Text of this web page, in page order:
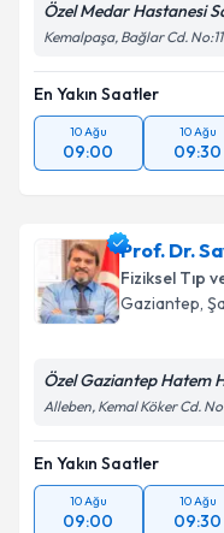
Kişisel
Metni'ni
kapsamda
Özel Medar Hastanesi
Kemalpaşa, Bağlar Cd.
En Yakın Saatler
10 Ağu
09:00
10 Ağu
09:30
Prof. Dr.
Fiziksel Tıp
Gaziantep,
Özel Gaziantep Hatem
Alleben, Kemal Köker Cd. No
En Yakın Saatler
10 Ağu
09:00
10 Ağu
09:30